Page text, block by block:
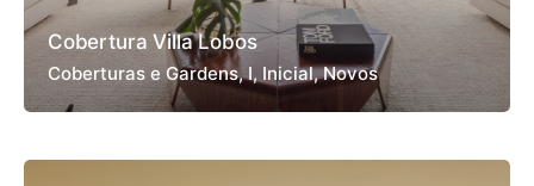
Cobertura Villa Lobos
Coberturas e Gardens I Inicial Novos